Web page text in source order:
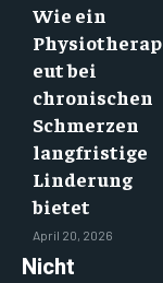
Wie ein
Physiotherap
eut bei
chronischen
Schmerzen
langfristige
Linderung
bietet
April 20, 2026
Nicht